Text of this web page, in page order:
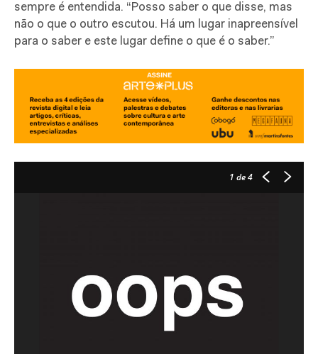
sempre é entendida. “Posso saber o que disse, mas
não o que o outro escutou. Há um lugar inapreensível
para o saber e este lugar define o que é o saber.”
1 de 4